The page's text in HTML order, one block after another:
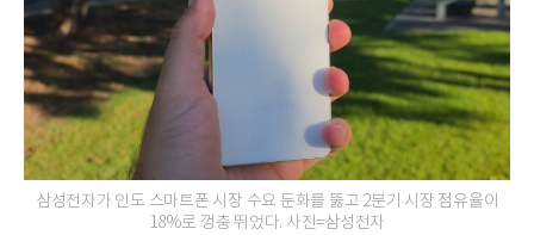
삼성전자가 인도 스마트폰 시장 수요 둔화를 뚫고 2분기 시장 점유율이
18%로 껑충 뛰었다. 사진=삼성전자